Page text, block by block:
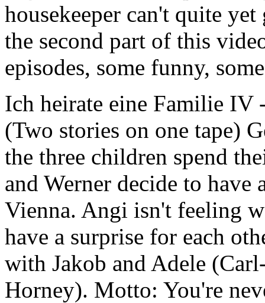
housekeeper can't quite
the second part of this
episodes, some funny,
Ich heirate eine Familie IV
(Two stories on one tape)
the three children spend
and Werner decide to
Vienna. Angi isn't feeling
have a surprise for each
with Jakob and Adele
Horney). Motto: You're